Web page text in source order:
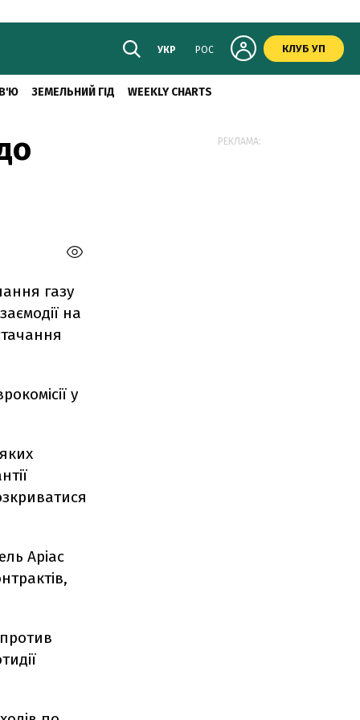
УКР РОС КЛУБ УП
ЗЕМЕЛЬНИЙ ГІД WEEKLY CHARTS
газу
на
у
Аріас
РЕКЛАМА: